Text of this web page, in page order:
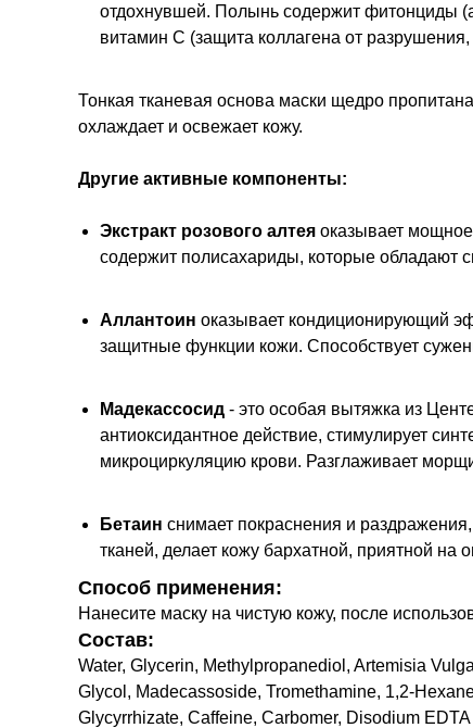
отдохнувшей. Полынь содержит фитонциды
витамин C (защита коллагена от
Тонкая тканевая основа маски щедро
охлаждает и освежает кожу.
Другие активные компоненты:
Экстракт розового алтея оказывает мощное
содержит полисахариды, которые обладают
Аллантоин оказывает кондиционирующий
защитные функции кожи. Способствует
Мадекассосид - это особая вытяжка из
антиоксидантное действие, стимулирует
микроциркуляцию крови. Разглаживает
Бетаин снимает покраснения и
тканей, делает кожу бархатной, приятной на
Способ применения:
Нанесите маску на чистую кожу, после
Состав:
Water, Glycerin, Methylpropanediol, Artemisia
Glycol, Madecassoside, Tromethamine, 1,2-
Glycyrrhizate, Caffeine, Carbomer, Disodium EDTA